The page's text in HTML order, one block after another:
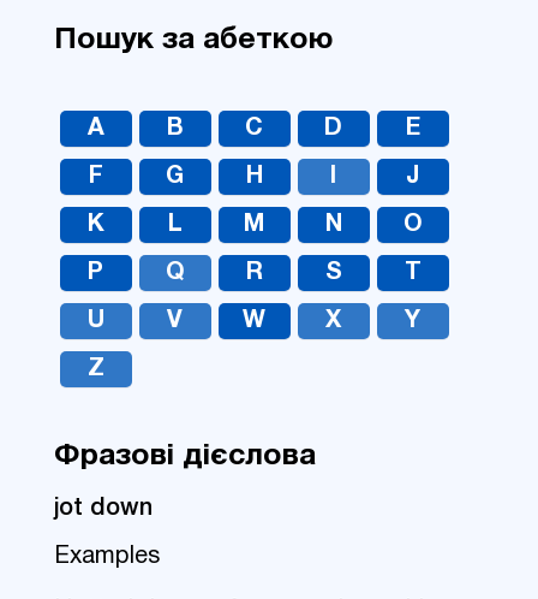
Пошук за абеткою
A B C D E
F G H J
K L M N O
P Q R S
U V W X Y
Z
Фразові дієслова
jot down
Examples